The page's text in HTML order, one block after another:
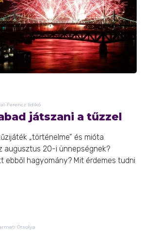
Ferencz Ildikó
játszani a tűzzel
„történelme” és mióta
augusztus 20-i ünnepségnek?
ebből hagyomány? Mit érdemes tudni
Orsolya